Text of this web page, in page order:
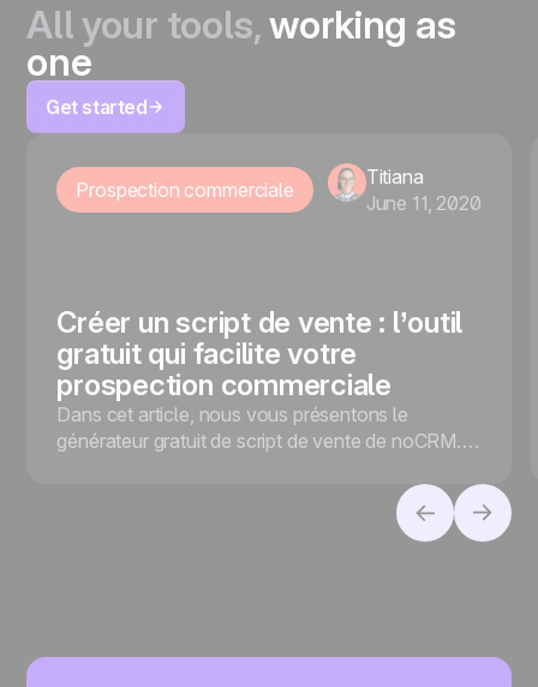
All your tools,working as
one
Get started
Prospection commerciale
Titiana
June 11, 2020
Créer un script de vente : l’outil
gratuit qui facilite votre
prospection commerciale
Dans cet article, nous vous présentons le
générateur gratuit de script de vente de noCRM.io